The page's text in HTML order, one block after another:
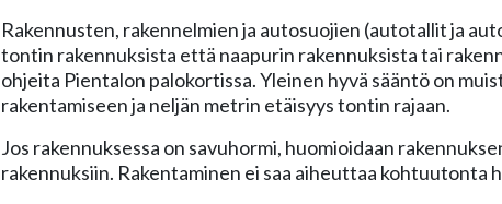
Rakennusten, rakennelmien ja autosuojien (autotallit ja
tontin rakennuksista että naapurin rakennuksista tai
ohjeita Pientalon palokortissa. Yleinen hyvä sääntö on
rakentamiseen ja neljän metrin etäisyys tontin rajaan.
Jos rakennuksessa on savuhormi, huomioidaan
rakennuksiin. Rakentaminen ei saa aiheuttaa kohtuutonta